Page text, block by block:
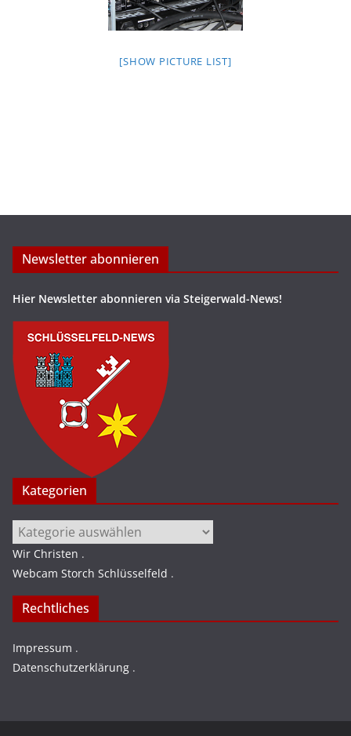
[SHOW PICTURE LIST]
Newsletter abonnieren
Hier Newsletter abonnieren via Steigerwald-News!
Kategorien
Kategorien
Wir Christen .
Webcam Storch Schlüsselfeld .
Rechtliches
Impressum .
Datenschutzerklärung .